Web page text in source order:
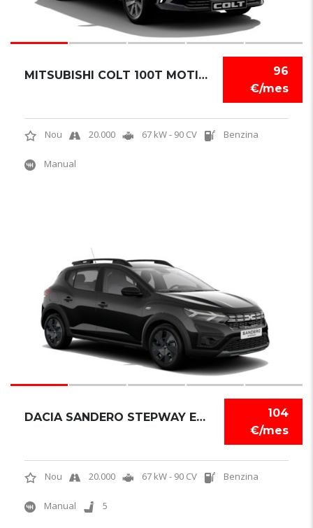
96
€/mes
MITSUBISHI COLT 100T MOTION
Nou 20.000 67 kW - 90 CV Benzina
Manual
104
€/mes
DACIA SANDERO STEPWAY EXPRESSION
Nou 20.000 67 kW - 90 CV Benzina
Manual 5